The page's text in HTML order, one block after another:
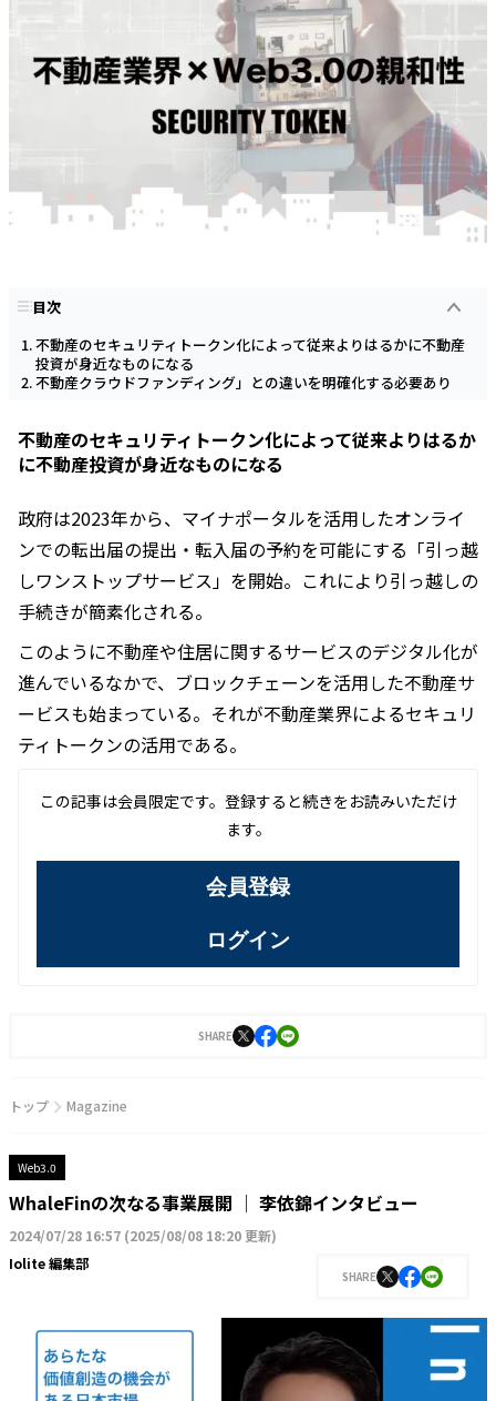
目次
不動産のセキュリティトークン化によって従来よりはるかに不動産
投資が身近なものになる
不動産クラウドファンディング」との違いを明確化する必要あり
不動産のセキュリティトークン化によって従来よりはるか
に不動産投資が身近なものになる
政府は2023年から、マイナポータルを活用したオンライ
ンでの転出届の提出・転入届の予約を可能にする「引っ越
しワンストップサービス」を開始。これにより引っ越しの
手続きが簡素化される。
このように不動産や住居に関するサービスのデジタル化が
進んでいるなかで、ブロックチェーンを活用した不動産サ
ービスも始まっている。それが不動産業界によるセキュリ
ティトークンの活用である。
この記事は会員限定です。登録すると続きをお読みいただけ
ます。
会員登録
ログイン
SHARE
トップ Magazine
Web3.0
WhaleFinの次なる事業展開 │ 李依錦インタビュー
2024/07/28 16:57 (2025/08/08 18:20 更新)
Iolite 編集部
SHARE